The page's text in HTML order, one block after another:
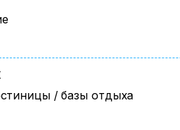
/ базы отдыха